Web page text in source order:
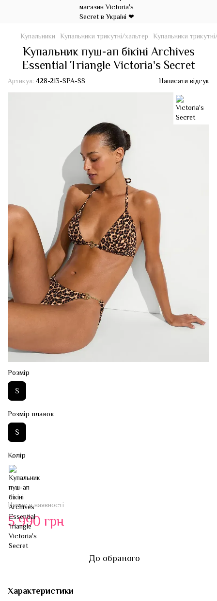
Купальники Купальники трикутні/хальтер Купальники
Купальник пуш-ап бікіні Archives
Essential Triangle Victoria's Secret
Артикул: 428-213-SPA-SS Написати відгук
Розмір
S
Розмір плавок
S
Колір
Немає в наявності
5 990 грн
До обраного
Характеристики